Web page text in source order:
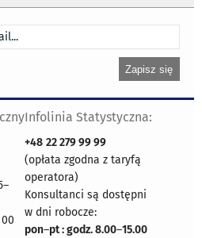
Infolinia Statystyczna:
+48 22 279 99 99
(opłata zgodna z taryfą
operatora)
Konsultanci są dostępni
w dni robocze:
pon–pt : godz. 8.00–15.00